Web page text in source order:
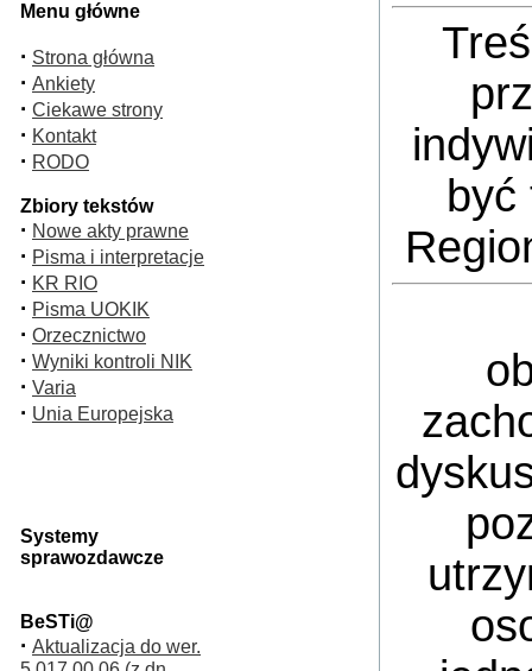
Menu główne
· Strona główna
· Ankiety
· Ciekawe strony
· Kontakt
· RODO
Zbiory tekstów
· Nowe akty prawne
· Pisma i interpretacje
· KR RIO
· Pisma UOKIK
· Orzecznictwo
· Wyniki kontroli NIK
· Varia
· Unia Europejska
Systemy
sprawozdawcze
BeSTi@
· Aktualizacja do wer.